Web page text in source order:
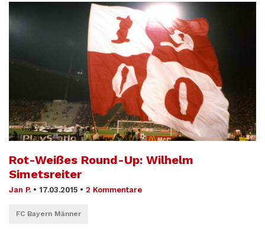
Rot-Weißes Round-Up: Wilhelm
Simetsreiter
Jan P. • 17.03.2015 • 2 Kommentare
FC Bayern Männer